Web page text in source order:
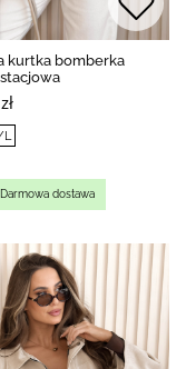
kurtka bomberka
L
Darmowa dostawa